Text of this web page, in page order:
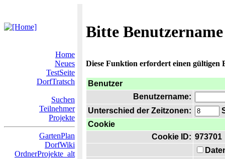
Bitte
Home
Neues
TestSeite
DorfTratsch
Suchen
Teilnehmer
Projekte
GartenPlan
DorfWiki
OrdnerProjekte_alt
Diese Funktion erfordert einen gültigen
Benutzer
Benutzername:
Unterschied der Zeitzonen:
Cookie
Cookie ID: 973701